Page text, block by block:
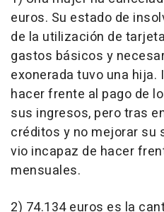
euros. Su estado de
de la utilización de
gastos básicos y
exonerada tuvo una hija.
hacer frente al pago de
sus ingresos, pero tras
créditos y no mejorar su
vio incapaz de hacer
mensuales.
2) 74.134 euros es la